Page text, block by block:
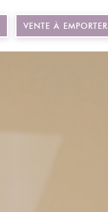
VENTE À EMPORTER